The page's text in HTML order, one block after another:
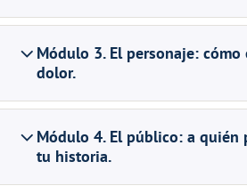
Módulo 3. El personaje: cómo
dolor.
Módulo 4. El público: a quién
tu historia.